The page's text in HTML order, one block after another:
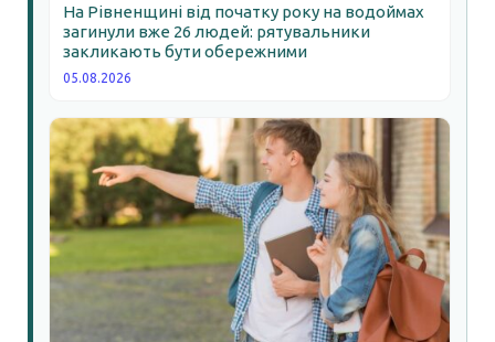
На Рівненщині від початку року на водоймах
загинули вже 26 людей: рятувальники
закликають бути обережними
05.08.2026